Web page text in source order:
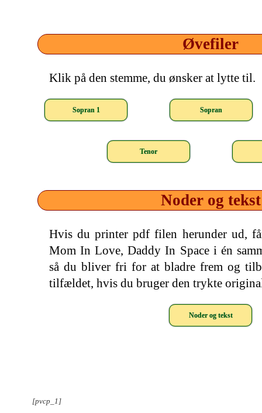
Øvefiler
Klik på den stemme, du ønsker at lytte til.
Sopran 1 Sopran
Tenor
Noder og tekst
Hvis du printer pdf filen herunder ud,
Mom In Love, Daddy In Space i én
så du bliver fri for at bladre frem og
tilfældet, hvis du bruger den trykte
Noder og tekst
[pvcp_1]